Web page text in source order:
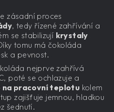
zásadní proces
, tedy řízené zahřívání a
se stabilizují krystaly
tomu má čokoláda
a pevnost.
nejprve zahřívá
poté se ochlazuje a
na pracovní teplotu kolem
zajišťuje jemnou, hladkou
šednutí.